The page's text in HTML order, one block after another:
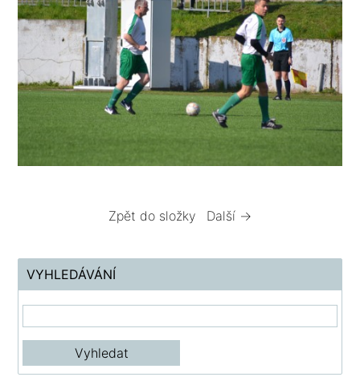
Zpět do složky Další →
VYHLEDÁVÁNÍ